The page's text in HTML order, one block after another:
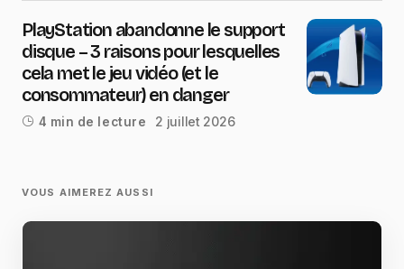
PlayStation abandonne le support
disque – 3 raisons pour lesquelles
cela met le jeu vidéo (et le
consommateur) en danger
4 min de lecture 2 juillet 2026
VOUS AIMEREZ AUSSI